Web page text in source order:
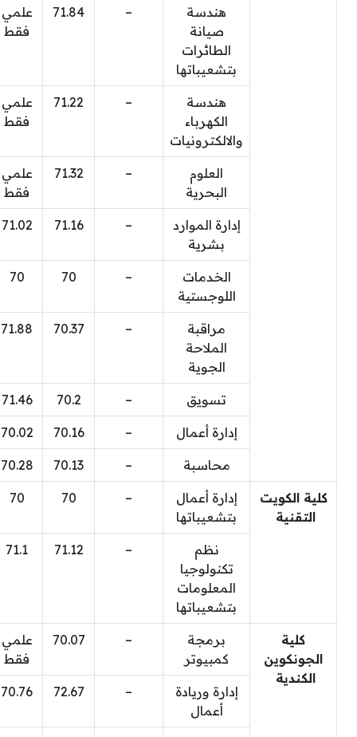
هندسة
صيانة
الطائرات
بتشعيباتها
–
71.84
علمي
فقط
هندسة
الكهرباء
والالكترونيات
–
71.22
علمي
فقط
العلوم
البحرية
–
71.32
علمي
فقط
إدارة الموارد
بشرية
–
71.16
71.02
الخدمات
اللوجستية
–
70
70
مراقبة
الملاحة
الجوية
–
70.37
71.88
تسويق –
70.2
71.46
إدارة أعمال –
70.16
70.02
محاسبة –
70.13
70.28
كلية الكويت
التقنية
إدارة أعمال
بتشعيباتها
–
70
70
نظم
تكنولوجيا
المعلومات
بتشعيباتها
–
71.12
71.1
كلية
الجونكوين
الكندية
برمجة
كمبيوتر
–
70.07
علمي
فقط
إدارة وريادة
أعمال
–
72.67
70.76